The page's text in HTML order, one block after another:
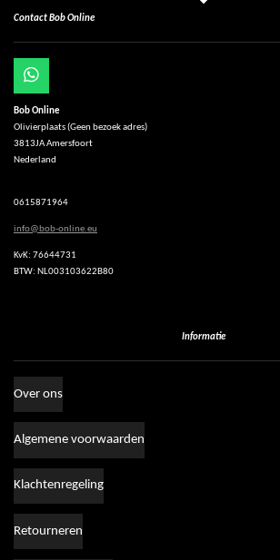
Contact Bob Online
W
h
a
t
s
A
p
Bob Online
Olivierplaats (Geen bezoek adres)
3813JA Amersfoort
Nederland
0615871964
info@bob-online.eu
KvK: 76644731
BTW: NL003103622B80
Informatie
Over ons
Algemene voorwaarden
Klachtenregeling
Retourneren